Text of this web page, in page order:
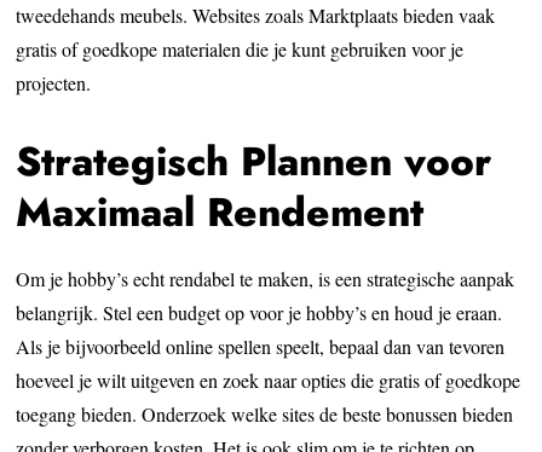
tweedehands meubels. Websites zoals Marktplaats bieden vaak
gratis of goedkope materialen die je kunt gebruiken voor je
projecten.
Strategisch Plannen voor
Maximaal Rendement
Om je hobby’s echt rendabel te maken, is een strategische aanpak
belangrijk. Stel een budget op voor je hobby’s en houd je eraan.
Als je bijvoorbeeld online spellen speelt, bepaal dan van tevoren
hoeveel je wilt uitgeven en zoek naar opties die gratis of goedkope
toegang bieden. Onderzoek welke sites de beste bonussen bieden